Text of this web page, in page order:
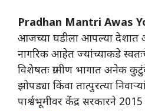
Pradhan Mantri Awas
आजच्या घडीला आपल्या देशात
नागरिक आहेत ज्यांच्याकडे
विशेषतः ग्रामीण भागात अनेक
झोपड्या किंवा तात्पुरत्या
पार्श्वभूमीवर केंद्र सरकारने